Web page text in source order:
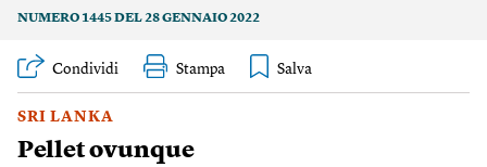
NUMERO 1445 DEL 28 GENNAIO 2022
Condividi Stampa
SRI LANKA
Pellet ovunque